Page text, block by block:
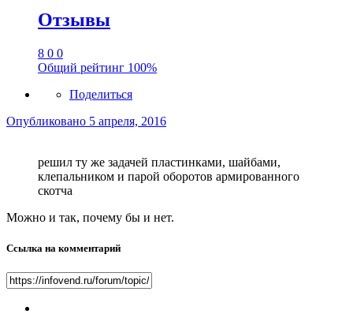
Отзывы
8 0 0
Общий рейтинг 100%
Поделиться
Опубликовано 5 апреля, 2016
решил ту же задачей пластинками, шайбами,
клепальником и парой оборотов армированного
скотча
Можно и так, почему бы и нет.
Ссылка на комментарий